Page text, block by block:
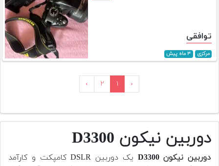
توافقی
مرکزی ۳ ماه پیش
‹ ۱ ۲ ›
دوربین نیکون D3300
دوربین نیکون D3300
یک دوربین DSLR کامپکت و کارآمد